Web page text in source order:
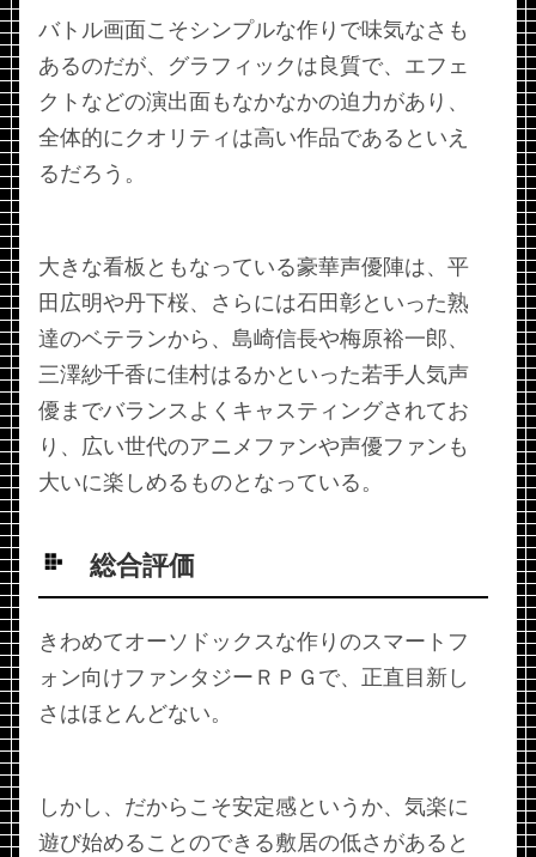
バトル画面こそシンプルな作りで味気なさも
あるのだが、グラフィックは良質で、エフェ
クトなどの演出面もなかなかの迫力があり、
全体的にクオリティは高い作品であるといえ
るだろう。
大きな看板ともなっている豪華声優陣は、平
田広明や丹下桜、さらには石田彰といった熟
達のベテランから、島崎信長や梅原裕一郎、
三澤紗千香に佳村はるかといった若手人気声
優までバランスよくキャスティングされてお
り、広い世代のアニメファンや声優ファンも
大いに楽しめるものとなっている。
総合評価
きわめてオーソドックスな作りのスマートフ
ォン向けファンタジーＲＰＧで、正直目新し
さはほとんどない。
しかし、だからこそ安定感というか、気楽に
遊び始めることのできる敷居の低さがあると